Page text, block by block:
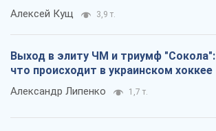
Алексей Кущ 3,9 т.
Выход в элиту ЧМ и триумф "Сокола":
что происходит в украинском хоккее
Александр Липенко 1,7 т.